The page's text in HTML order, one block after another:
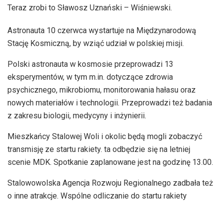
Teraz zrobi to Sławosz Uznański – Wiśniewski.
Astronauta 10 czerwca wystartuje na Międzynarodową
Stację Kosmiczną, by wziąć udział w polskiej misji.
Polski astronauta w kosmosie przeprowadzi 13
eksperymentów, w tym m.in. dotyczące zdrowia
psychicznego, mikrobiomu, monitorowania hałasu oraz
nowych materiałów i technologii. Przeprowadzi też badania
z zakresu biologii, medycyny i inżynierii.
Mieszkańcy Stalowej Woli i okolic będą mogli zobaczyć
transmisję ze startu rakiety. ta odbędzie się na letniej
scenie MDK. Spotkanie zaplanowane jest na godzinę 13.00.
Stalowowolska Agencja Rozwoju Regionalnego zadbała też
o inne atrakcje. Wspólne odliczanie do startu rakiety